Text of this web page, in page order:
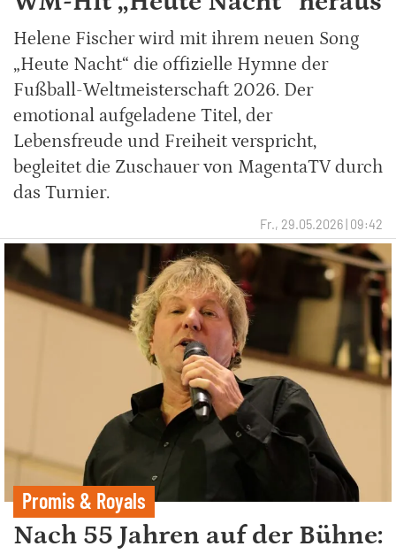
Helene Fischer wird mit ihrem neuen Song
„Heute Nacht“ die offizielle Hymne der
Fußball-Weltmeisterschaft 2026. Der
emotional aufgeladene Titel, der
Lebensfreude und Freiheit verspricht,
begleitet die Zuschauer von MagentaTV durch
das Turnier.
Fr., 29.05.2026 | 09:42
Promis & Royals
Nach 55 Jahren auf der Bühne: